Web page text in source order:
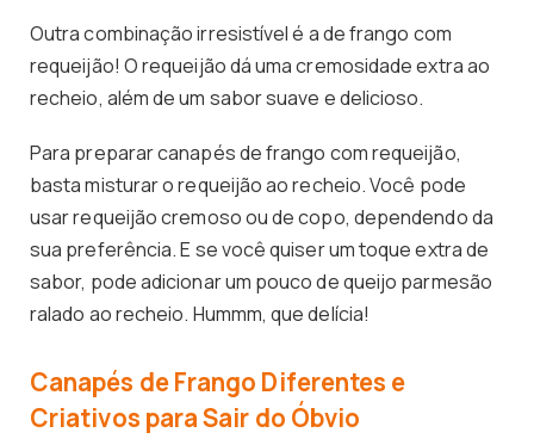
Outra combinação irresistível é a de frango com
requeijão! O requeijão dá uma cremosidade extra ao
recheio, além de um sabor suave e delicioso.
Para preparar canapés de frango com requeijão,
basta misturar o requeijão ao recheio. Você pode
usar requeijão cremoso ou de copo, dependendo da
sua preferência. E se você quiser um toque extra de
sabor, pode adicionar um pouco de queijo parmesão
ralado ao recheio. Hummm, que delícia!
Canapés de Frango Diferentes e
Criativos para Sair do Óbvio